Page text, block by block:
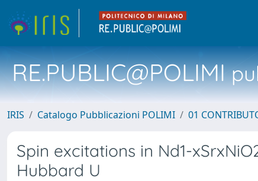
RE.PUBLIC@POLIMI
IRIS Catalogo Pubblicazioni POLIMI 01
Spin excitations in Nd1-
Hubbard U